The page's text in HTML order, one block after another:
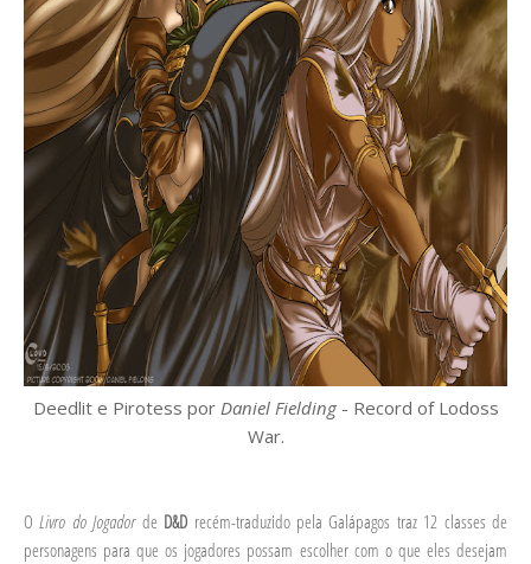
Deedlit e Pirotess por Daniel Fielding- Record of Lodoss
War.
OLivro do Jogadorde D&D recém-traduzido pela Galápagos traz 12 classes de
personagens para que os jogadores possam escolher com o que eles desejam